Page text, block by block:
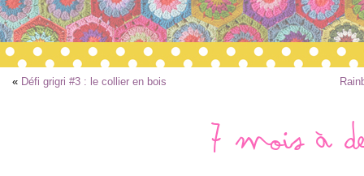
« Défi grigri #3 : le collier en bois
7 mois à